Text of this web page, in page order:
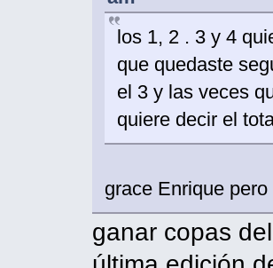
los 1, 2 . 3 y 4
que quedaste
el 3 y las veces
quiere decir el
grace Enrique
ganar copas